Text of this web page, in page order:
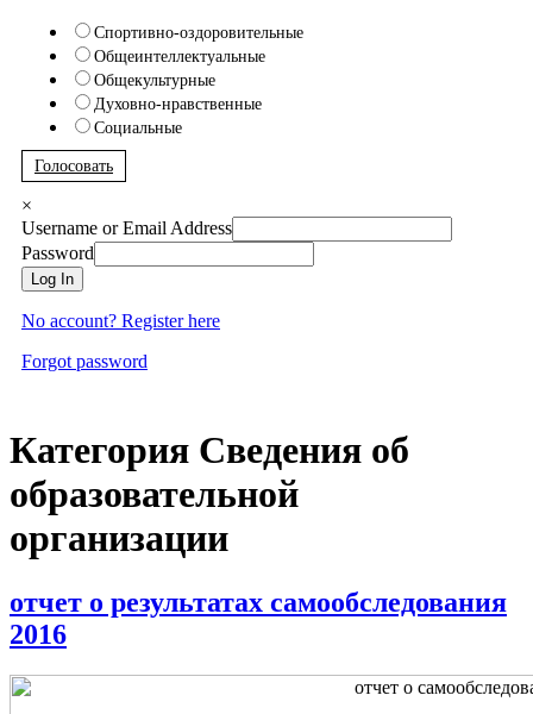
Спортивно-оздоровительные
Общеинтеллектуальные
Общекультурные
Духовно-нравственные
Социальные
Голосовать
×
Username or Email Address
Password
Log In
No account? Register here
Forgot password
Категория Сведения об
образовательной
организации
отчет о результатах самообследования
2016